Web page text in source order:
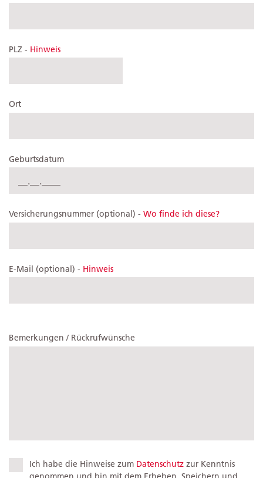
PLZ - Hinweis
Ort
Geburtsdatum
Versicherungsnummer (optional) - Wo finde ich diese?
E-Mail (optional) - Hinweis
Bemerkungen / Rückrufwünsche
Ich habe die Hinweise zum Datenschutz zur Kenntnis